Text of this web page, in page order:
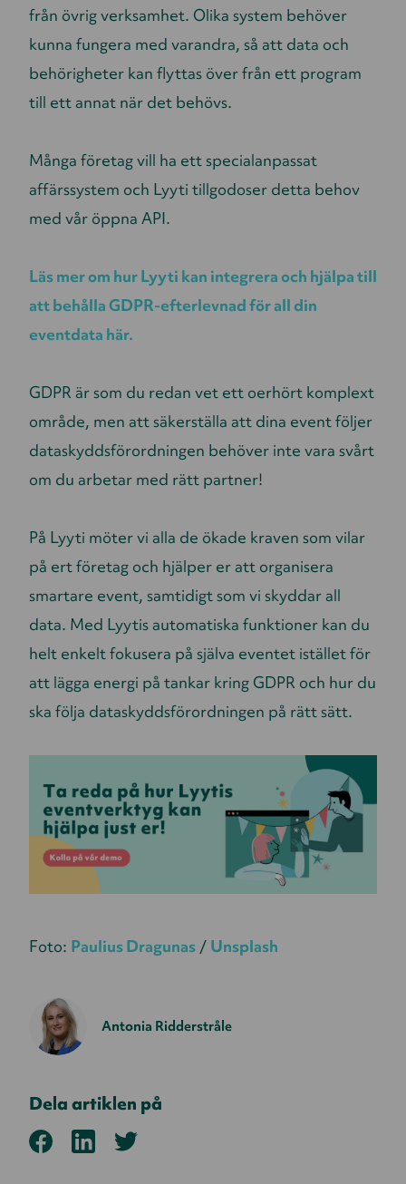
från övrig verksamhet. Olika system behöver
kunna fungera med varandra, så att data och
behörigheter kan flyttas över från ett program
till ett annat när det behövs.
Många företag vill ha ett specialanpassat
affärssystem och Lyyti tillgodoser detta behov
med vår öppna API.
Läs mer om hur Lyyti kan integrera och hjälpa till
att behålla GDPR-efterlevnad för all din
eventdata här.
GDPR är som du redan vet ett oerhört komplext
område, men att säkerställa att dina event följer
dataskyddsförordningen behöver inte vara svårt
om du arbetar med rätt partner!
På Lyyti möter vi alla de ökade kraven som vilar
på ert företag och hjälper er att organisera
smartare event, samtidigt som vi skyddar all
data. Med Lyytis automatiska funktioner kan du
helt enkelt fokusera på själva eventet istället för
att lägga energi på tankar kring GDPR och hur du
ska följa dataskyddsförordningen på rätt sätt.
Foto: Paulius Dragunas / Unsplash
Antonia Ridderstråle
Dela artiklen på